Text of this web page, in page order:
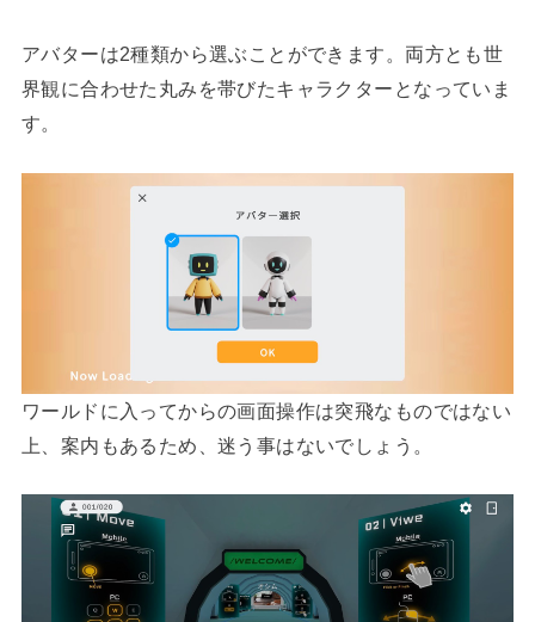
アバターは2種類から選ぶことができます。両方とも世
界観に合わせた丸みを帯びたキャラクターとなっていま
す。
ワールドに入ってからの画面操作は突飛なものではない
上、案内もあるため、迷う事はないでしょう。